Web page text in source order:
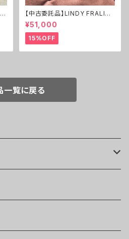
【中古委託品】LINDY FRALIN /
RS Guitarworks特注仕様 Str
atocaster Pickup Set
¥51,000
15%OFF
一覧に戻る